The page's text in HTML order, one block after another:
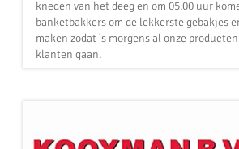
kneden van het deeg en om 05.00 uur
banketbakkers om de lekkerste gebakjes
maken zodat 's morgens al onze
klanten gaan.